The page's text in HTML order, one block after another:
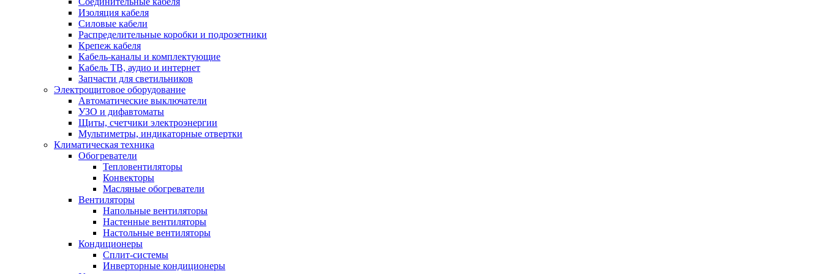
Изоляция кабеля
Силовые кабели
Распределительные коробки и подрозетники
Крепеж кабеля
Кабель-каналы и комплектующие
Кабель ТВ, аудио и интернет
Запчасти для светильников
Электрощитовое оборудование
Автоматические выключатели
УЗО и дифавтоматы
Щиты, счетчики электроэнергии
Мультиметры, индикаторные отвертки
Климатическая техника
Обогреватели
Тепловентиляторы
Конвекторы
Масляные обогреватели
Вентиляторы
Напольные вентиляторы
Настенные вентиляторы
Настольные вентиляторы
Кондиционеры
Сплит-системы
Инверторные кондиционеры